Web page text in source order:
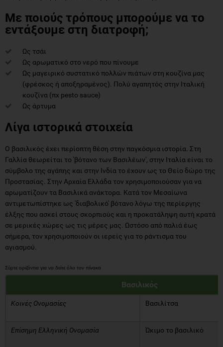
Με ποιούς τρόπους μπορούμε να το
εντάξουμε στη διατροφή;
Ως τσάι
Ως αρωματικό στο νερό που πίνουμε
Ως μαγειρικό συστατικό πολλών πιάτων στη κουζίνα μας
(φρέσκος ή αποξηραμένος). Πολύ αγαπητός στην Ιταλική
κουζίνα (πχ pesto sauce)
Ως άρτυμα
Λίγα ιστορικά στοιχεία
Ο βασιλικός έχει περίοπτη θέση στην παγκόσμια ιστορία. Στη
Γαλλία θεωρείται το 'βότανο των Βασιλέων', στην Ιταλία είναι το
σύμβολο της αγάπης και στην Ινδία το έχουν ως το Θείο δώρο της
Προστασίας. Στην Αρχαία Ελλάδα τον χρησιμοποιούσαν για να
αρωματίζουν τα Βασιλικά ανάκτορα. Κατά τον Μεσαίωνα
αντιμετωπίστηκε ως 'διαβολικό' βότανο λόγω της περίεργης
έλξης που ασκεί στους σκορπιούς και η προκατάληψη αυτή κρατά
σε μερικές χώρες ως τις μέρες μας. Ωστόσο από παλιά έως
σήμερα, τον χρησιμοποιούν οι ιερείς για το ράντισμα του
αγιασμού.
Βασιλικός
Κοινές Ονομασίες Βασιλίτσα
Επίσημη Ελληνική Ονομασία Ώκιμο το βασιλικό